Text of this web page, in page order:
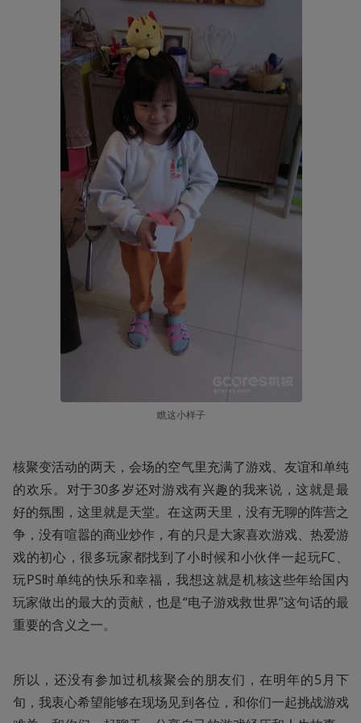
瞧这小样子
核聚变活动的两天，会场的空气里充满了游戏、友谊和单纯
的欢乐。对于30多岁还对游戏有兴趣的我来说，这就是最
好的氛围，这里就是天堂。在这两天里，没有无聊的阵营之
争，没有喧嚣的商业炒作，有的只是大家喜欢游戏、热爱游
戏的初心，很多玩家都找到了小时候和小伙伴一起玩FC、
玩PS时单纯的快乐和幸福，我想这就是机核这些年给国内
玩家做出的最大的贡献，也是“电子游戏救世界”这句话的最
重要的含义之一。
所以，还没有参加过机核聚会的朋友们，在明年的5月下
旬，我衷心希望能够在现场见到各位，和你们一起挑战游戏